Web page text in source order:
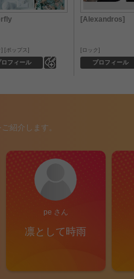
ロフィール
ポップス
[Alexandros]
プロフィール
ロック
紹介します。
pe さん
凛として時雨